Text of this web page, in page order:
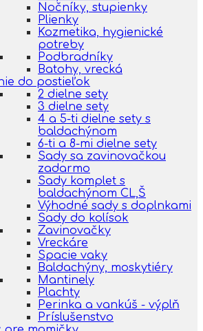
Nočníky, stupienky
Plienky
Kozmetika, hygienické
potreby
Podbradníky
Batohy, vrecká
do postieľok
2 dielne sety
3 dielne sety
4 a 5-ti dielne sety s
baldachýnom
6-ti a 8-mi dielne sety
Sady sa zavinovačkou
zadarmo
Sady komplet s
baldachýnom CL,Š
Výhodné sady s doplnkami
Sady do kolísok
Zavinovačky
Vreckáre
Spacie vaky
Baldachýny, moskytiéry
Mantinely
Plachty
Perinka a vankúš - výplň
Príslušenstvo